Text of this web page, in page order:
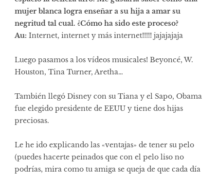
mujer blanca logra enseñar a su hija a amar su
negritud tal cual. ¿Cómo ha sido este proceso?
Au: Internet, internet y más internet!!!!! jajajajaja
Luego pasamos a los vídeos musicales! Beyoncé, W.
Houston, Tina Turner, Aretha…
También llegó Disney con su Tiana y el Sapo, Obama
fue elegido presidente de EEUU y tiene dos hijas
preciosas.
Le he ido explicando las «ventajas» de tener su pelo
(puedes hacerte peinados que con el pelo liso no
podrías, mira como tu amiga se queja de que cada día